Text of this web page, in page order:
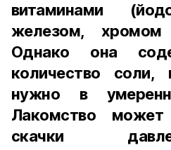
витаминами
железом,
Однако она
количество
нужно в
Лакомство может
скачки